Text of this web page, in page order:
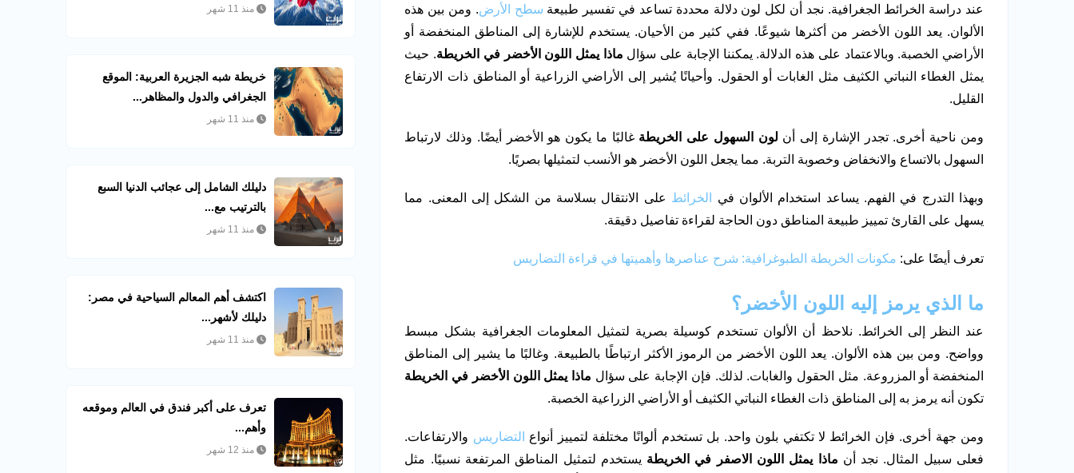
عند دراسة الخرائط الجغرافية. نجد أن لكل لون دلالة محددة تساعد في تفسير طبيعة سطح الأرض. ومن بين هذه
الألوان. يعد اللون الأخضر من أكثرها شيوعًا. ففي كثير من الأحيان. يستخدم للإشارة إلى المناطق المنخفضة أو
الأراضي الخصبة. وبالاعتماد على هذه الدلالة. يمكننا الإجابة على سؤال ماذا يمثل اللون الأخضر في الخريطة. حيث
يمثل الغطاء النباتي الكثيف مثل الغابات أو الحقول. وأحيانًا يُشير إلى الأراضي الزراعية أو المناطق ذات الارتفاع
القليل.
ومن ناحية أخرى. تجدر الإشارة إلى أن لون السهول على الخريطة غالبًا ما يكون هو الأخضر أيضًا. وذلك لارتباط
السهول بالاتساع والانخفاض وخصوبة التربة. مما يجعل اللون الأخضر هو الأنسب لتمثيلها بصريًا.
وبهذا التدرج في الفهم. يساعد استخدام الألوان في الخرائط على الانتقال بسلاسة من الشكل إلى المعنى. مما
يسهل على القارئ تمييز طبيعة المناطق دون الحاجة لقراءة تفاصيل دقيقة.
تعرف أيضًا على: مكونات الخريطة الطبوغرافية: شرح عناصرها وأهميتها في قراءة التضاريس
ما الذي يرمز إليه اللون الأخضر؟
عند النظر إلى الخرائط. نلاحظ أن الألوان تستخدم كوسيلة بصرية لتمثيل المعلومات الجغرافية بشكل مبسط
وواضح. ومن بين هذه الألوان. يعد اللون الأخضر من الرموز الأكثر ارتباطًا بالطبيعة. وغالبًا ما يشير إلى المناطق
المنخفضة أو المزروعة. مثل الحقول والغابات. لذلك. فإن الإجابة على سؤال ماذا يمثل اللون الأخضر في الخريطة
تكون أنه يرمز به إلى المناطق ذات الغطاء النباتي الكثيف أو الأراضي الزراعية الخصبة.
ومن جهة أخرى. فإن الخرائط لا تكتفي بلون واحد. بل تستخدم ألوانًا مختلفة لتمييز أنواع التضاريس والارتفاعات.
فعلى سبيل المثال. نجد أن ماذا يمثل اللون الاصفر في الخريطة يستخدم لتمثيل المناطق المرتفعة نسبيًا. مثل
منذ 11 شهر
خريطة شبه الجزيرة العربية: الموقع
الجغرافي والدول والمظاهر...
منذ 11 شهر
دليلك الشامل إلى عجائب الدنيا السبع
بالترتيب مع...
منذ 11 شهر
اكتشف أهم المعالم السياحية في مصر:
دليلك لأشهر...
منذ 11 شهر
تعرف على أكبر فندق في العالم وموقعه
وأهم...
منذ 12 شهر